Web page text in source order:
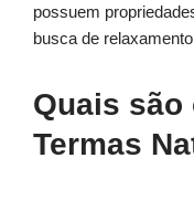
possuem
busca de
Quais
Termas